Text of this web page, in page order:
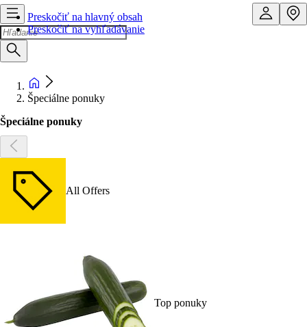
Preskočiť na hlavný obsah
Preskočiť na vyhľadávanie
Špeciálne ponuky
Špeciálne ponuky
All Offers
Top ponuky